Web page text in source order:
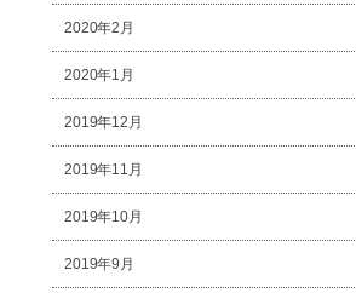
2020年2月
2020年1月
2019年12月
2019年11月
2019年10月
2019年9月